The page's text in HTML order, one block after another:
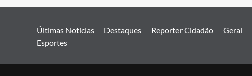
Últimas Notícias Destaques Reporter Cidadão Geral
Esportes